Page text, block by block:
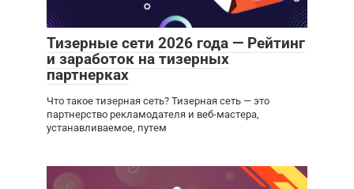
Тизерные сети 2026 года — Рейтинг
и заработок на тизерных
партнерках
Что такое тизерная сеть? Тизерная сеть — это
партнерство рекламодателя и веб-мастера,
устанавливаемое, путем